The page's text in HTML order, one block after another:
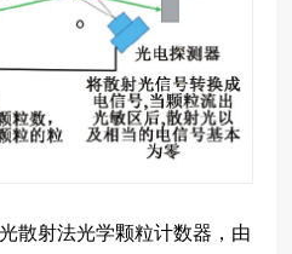
散射法光学颗粒计数器，由